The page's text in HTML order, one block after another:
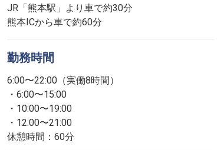
JR「熊本駅」より車で約30分
熊本ICから車で約60分
勤務時間
6:00〜22:00（実働8時間）
・6:00〜15:00
・10:00〜19:00
・12:00〜21:00
休憩時間：60分